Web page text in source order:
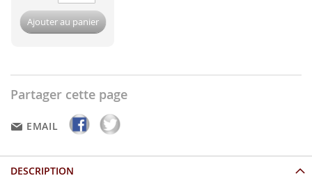
Ajouter au panier
Partager cette page
EMAIL
DESCRIPTION